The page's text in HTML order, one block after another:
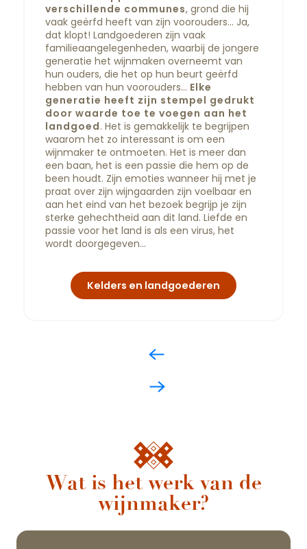
verschillende communes, grond die hij
vaak geërfd heeft van zijn voorouders… Ja,
dat klopt! Landgoederen zijn vaak
familieaangelegenheden, waarbij de jongere
generatie het wijnmaken overneemt van
hun ouders, die het op hun beurt geërfd
hebben van hun voorouders… Elke
generatie heeft zijn stempel gedrukt
door waarde toe te voegen aan het
landgoed. Het is gemakkelijk te begrijpen
waarom het zo interessant is om een
wijnmaker te ontmoeten. Het is meer dan
een baan, het is een passie die hem op de
been houdt. Zijn emoties wanneer hij met je
praat over zijn wijngaarden zijn voelbaar en
aan het eind van het bezoek begrijp je zijn
sterke gehechtheid aan dit land. Liefde en
passie voor het land is als een virus, het
wordt doorgegeven…
Kelders en landgoederen
Wat is het werk van de
wijnmaker?